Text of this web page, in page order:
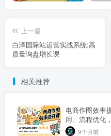
上一篇
白泽国际站运营实战系统:高
质量询盘增长课
相关推荐
电商作图效率
用、流程优化
3万 9个月前